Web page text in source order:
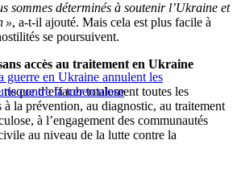
sommes déterminés à soutenir l’Ukraine et
», a-t-il ajouté. Mais cela est plus facile à
se poursuivent.
guerre en Ukraine annulent les
contre la tuberculose
accès au traitement en Ukraine
d’effacer totalement toutes les
à la prévention, au diagnostic, au traitement
à l’engagement des communautés
au niveau de la lutte contre la